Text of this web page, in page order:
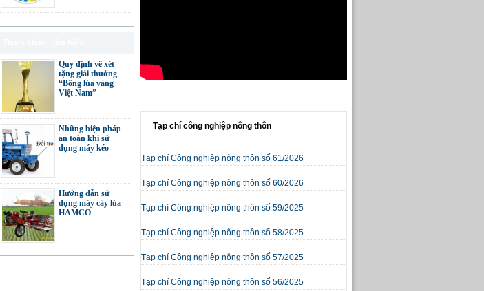
Quy định về xét
tặng giải thưởng
“Bông lúa vàng
Việt Nam”
Những biện pháp
an toàn khi sử
dụng máy kéo
Hướng dẫn sử
dụng máy cấy lúa
HAMCO
Tạp chí công nghiệp nông thôn
Tạp chí Công nghiệp nông thôn số 61/2026
Tạp chí Công nghiệp nông thôn số 60/2026
Tạp chí Công nghiệp nông thôn số 59/2025
Tạp chí Công nghiệp nông thôn số 58/2025
Tạp chí Công nghiệp nông thôn số 57/2025
Tạp chí Công nghiệp nông thôn số 56/2025